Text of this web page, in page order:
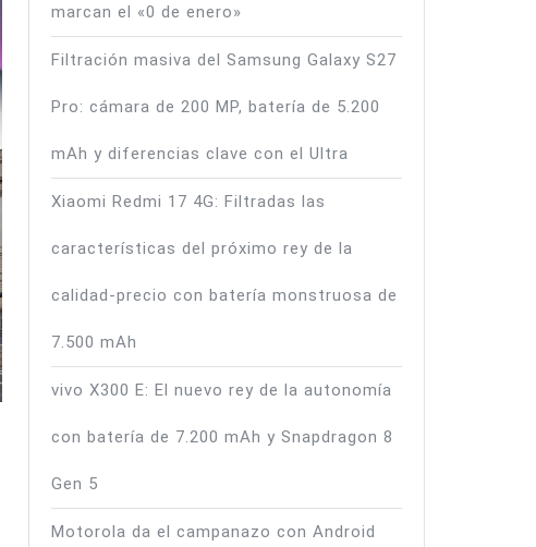
marcan el «0 de enero»
Filtración masiva del Samsung Galaxy S27
Pro: cámara de 200 MP, batería de 5.200
mAh y diferencias clave con el Ultra
Xiaomi Redmi 17 4G: Filtradas las
características del próximo rey de la
calidad-precio con batería monstruosa de
7.500 mAh
vivo X300 E: El nuevo rey de la autonomía
con batería de 7.200 mAh y Snapdragon 8
Gen 5
Motorola da el campanazo con Android